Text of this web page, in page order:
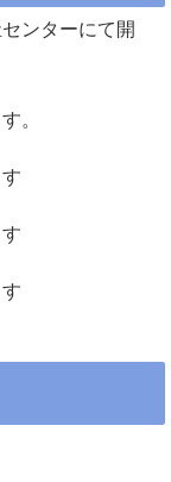
ンターにて開
。